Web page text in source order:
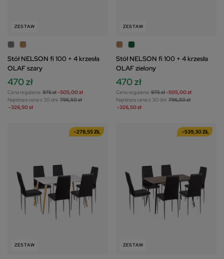
ZESTAW
Stół NELSON fi 100 + 4 krzesła
OLAF szary
470 zł
Cena regularna: 975 zł-505,00 zł
Najniższa cena z 30 dni: 796,50 zł
-326,50 zł
ZESTAW
Stół NELSON fi 100 + 4 krzesła
OLAF zielony
470 zł
Cena regularna: 975 zł-505,00 zł
Najniższa cena z 30 dni: 796,50 zł
-326,50 zł
-278,55 ZŁ
ZESTAW
-539,30 ZŁ
ZESTAW